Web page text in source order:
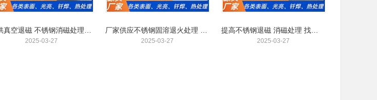
2025-03-27 2025-03-27 2025-03-27